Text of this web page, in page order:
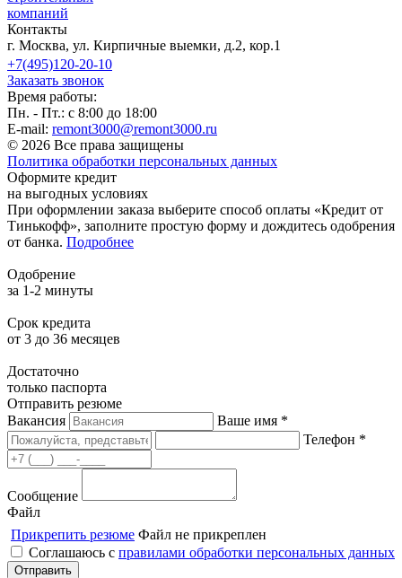
компаний
Контакты
г. Москва, ул. Кирпичные выемки, д.2, кор.1
+7(495)120-20-10
Заказать звонок
Время работы:
Пн. - Пт.: с 8:00 до 18:00
E-mail: remont3000@remont3000.ru
© 2026 Все права защищены
Политика обработки персональных данных
Оформите кредит
на выгодных условиях
При оформлении заказа выберите способ оплаты «Кредит от
Тинькофф», заполните простую форму и дождитесь одобрения
от банка. Подробнее
Одобрение
за 1-2 минуты
Срок кредита
от 3 до 36 месяцев
Достаточно
только паспорта
Отправить резюме
Вакансия
Ваше имя *
Телефон *
Сообщение
Файл
Прикрепить резюме Файл не прикреплен
Соглашаюсь с правилами обработки персональных данных